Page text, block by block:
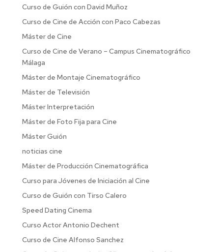
Curso de Guión con David Muñoz
Curso de Cine de Acción con Paco Cabezas
Máster de Cine
Curso de Cine de Verano – Campus Cinematográfico
Málaga
Máster de Montaje Cinematográfico
Máster de Televisión
Máster Interpretación
Máster de Foto Fija para Cine
Máster Guión
noticias cine
Máster de Producción Cinematográfica
Curso para Jóvenes de Iniciación al Cine
Curso de Guión con Tirso Calero
Speed Dating Cinema
Curso Actor Antonio Dechent
Curso de Cine Alfonso Sanchez